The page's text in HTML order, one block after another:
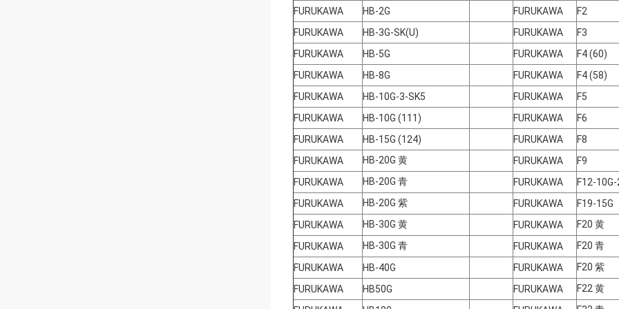
FURUKAWA HB-2G FURUKAWA
F2
FURUKAWA
HB-3G-SK(U) FURUKAWA
F3
FURUKAWA
HB-5G FURUKAWA
F4 (60)
FURUKAWA
HB-8G FURUKAWA
F4 (58)
FURUKAWA
HB-10G-3-SK5 FURUKAWA
F5
FURUKAWA
HB-10G (111) FURUKAWA
F6
FURUKAWA
HB-15G (124) FURUKAWA
F8
FURUKAWA
HB-20G 黄 FURUKAWA
F9
FURUKAWA
HB-20G 青 FURUKAWA
F12-
FURUKAWA
HB-20G 紫 FURUKAWA
F19-15G
FURUKAWA
HB-30G 黄 FURUKAWA
F20 黄
FURUKAWA
HB-30G 青 FURUKAWA
F20 青
FURUKAWA
HB-40G FURUKAWA
F20 紫
FURUKAWA
HB50G FURUKAWA
F22 黄